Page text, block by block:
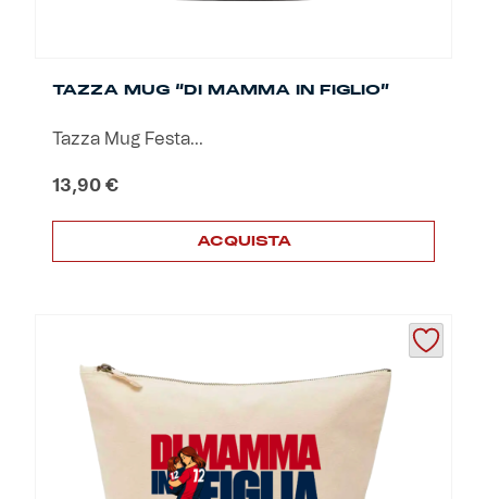
TAZZA MUG “DI MAMMA IN FIGLIO”
Tazza Mug Festa...
13,90 €
ACQUISTA